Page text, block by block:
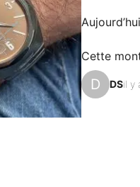
Cette
D DSil y